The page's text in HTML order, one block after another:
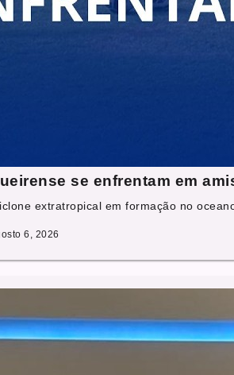
se enfrentam em
extratropical em formação no
6, 2026